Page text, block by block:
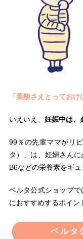
「葉酸さえとっておけ
いえいえ、 妊娠中は、
99％の先輩ママがリ
タ）」は、妊婦さん
B6などの栄養素をギュ
ベルタ公式ショップ
におすすめするポイン
ベルタ